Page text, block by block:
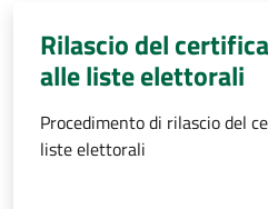
Rilascio del
alle liste elettorali
Procedimento di rilascio del
liste elettorali